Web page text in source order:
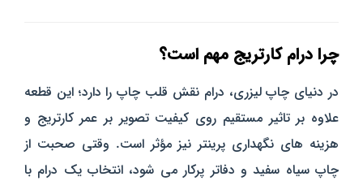
چرا درام کارتریج مهم است؟
در دنیای چاپ لیزری، درام نقش قلب چاپ را دارد؛ این قطعه
علاوه بر تاثیر مستقیم روی کیفیت تصویر بر عمر کارتریج و
هزینه‌ های نگهداری پرینتر نیز مؤثر است. وقتی صحبت از
چاپ سیاه‌ سفید و دفاتر پرکار می‌ شود، انتخاب یک درام با